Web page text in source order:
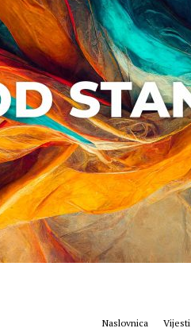
Naslovnica Vijesti